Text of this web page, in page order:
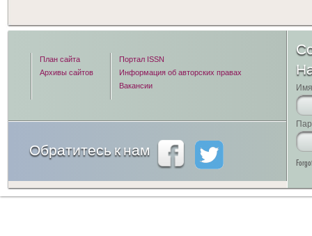
План сайта
Архивы сайтов
Портал ISSN
Информация об авторских правах
Вакансии
Обратитесь к нам
Имя